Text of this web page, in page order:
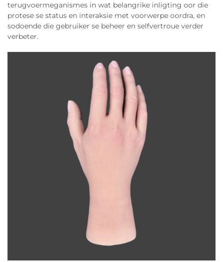
terugvoermeganismes in wat belangrike inligting oor die
protese se status en interaksie met voorwerpe oordra, en
sodoende die gebruiker se beheer en selfvertroue verder
verbeter.